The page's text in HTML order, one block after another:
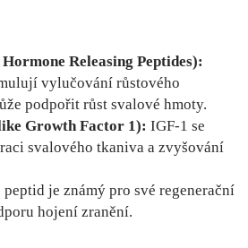
Releasing Peptides):
vylučování růstového
podpořit růst svalové hmoty.
Growth Factor 1): IGF-1 se
svalového tkaniva a zvyšování
peptid je známý pro své regenerační
hojení zranění.